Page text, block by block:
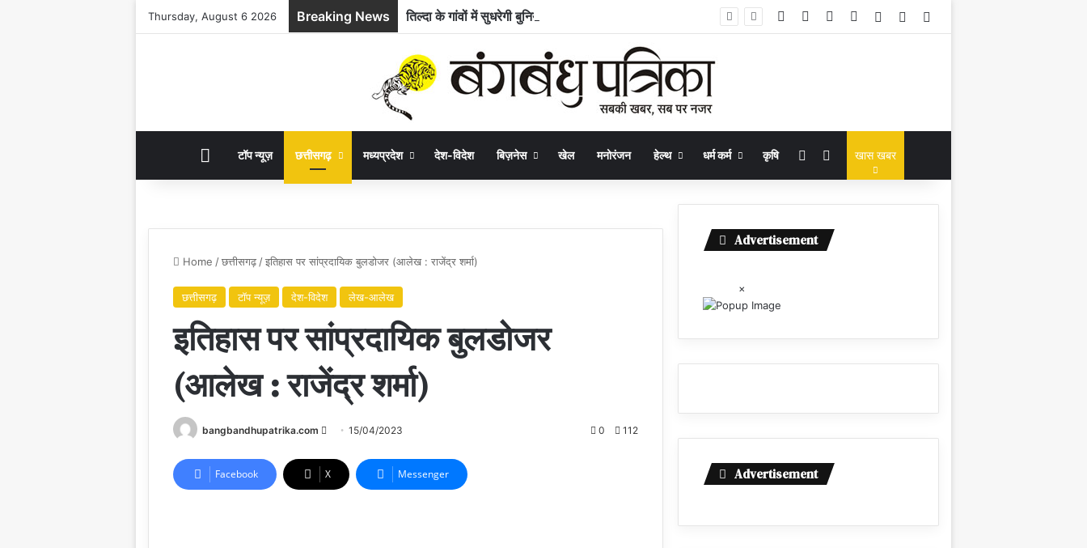
Thursday, August 6 2026 Breaking News Facebook YouTubeInstagram
Log InRandom Article
HOMEटॉप न्यूज़ छत्तीसगढ़ मध्यप्रदेश देश-विदेश बिज़नेस खेल मनोरंजन हेल्थ धर्म कर्म कृषि Random Article
Search for
खास खबर
Home /छत्तीसगढ़ /इतिहास पर सांप्रदायिक बुलडोजर (आलेख : राजेंद्र शर्मा)
छत्तीसगढ़ टॉप न्यूज़ देश-विदेश लेख-आलेख
इतिहास पर सांप्रदायिक बुलडोजर
(आलेख : राजेंद्र शर्मा)
bangbandhupatrika.com
Send
email
15/04/2023 0 112
Facebook X Messenger
Advertisement
×
Advertisement